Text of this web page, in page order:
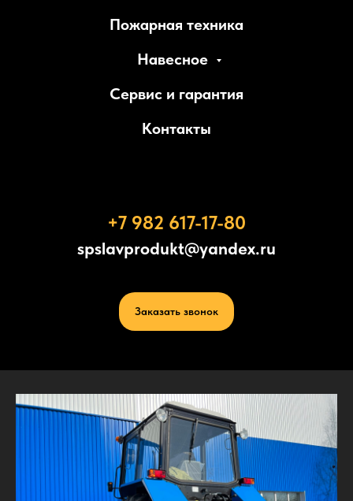
Пожарная техника
Навесное
Сервис и гарантия
Контакты
+7 982 617-17-80
spslavprodukt@yandex.ru
Заказать звонок